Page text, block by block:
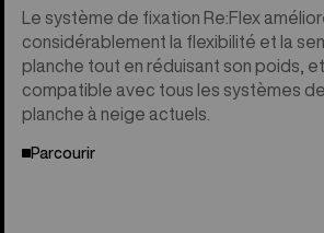
Le système de fixation Re:Flex
considérablement la flexibilité et la
planche tout en réduisant son poids,
compatible avec tous les systèmes
planche à neige actuels.
Parcourir